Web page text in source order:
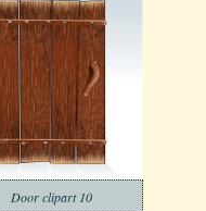
Door clipart 10